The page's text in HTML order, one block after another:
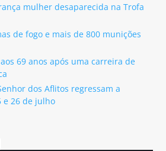
mulher desaparecida na Trofa
de fogo e mais de 800 munições
69 anos após uma carreira de
dos Aflitos regressam a
e 26 de julho